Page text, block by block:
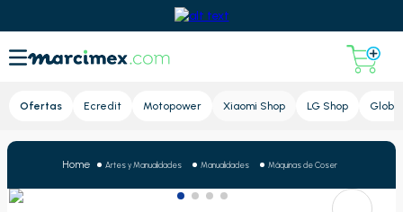
Ofertas Ecredit Motopower Xiaomi Shop LG Shop Global
Artes y Manualidades Manualidades Máquinas de Coser